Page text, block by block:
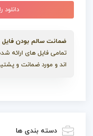
دانلود
ضمانت سالم بودن فایل
تمامی فایل های ارائه
اند و مورد ضمانت و
دسته بندی ها